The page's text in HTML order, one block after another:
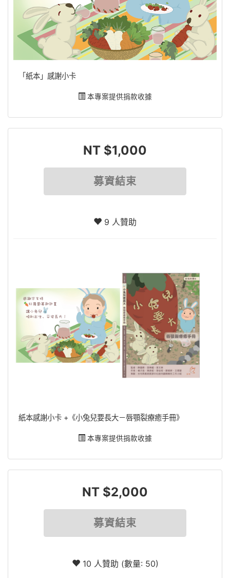
「紙本」感謝小卡
本專案提供捐款收據
NT $1,000
募資結束
9 人贊助
紙本感謝小卡 +《小兔兒要長大－唇顎裂療癒手冊》​
本專案提供捐款收據
NT $2,000
募資結束
10 人贊助 (數量: 50)